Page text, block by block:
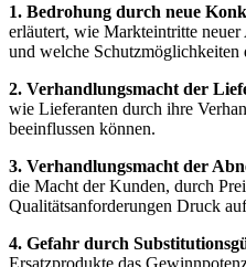
1. Bedrohung durch neue
erläutert, wie Markteintritte
und welche Schutzmöglichkeiten
2. Verhandlungsmacht der
wie Lieferanten durch ihre
beeinflussen können.
3. Verhandlungsmacht der
die Macht der Kunden, durch
Qualitätsanforderungen Druck
4. Gefahr durch
Ersatzprodukte das